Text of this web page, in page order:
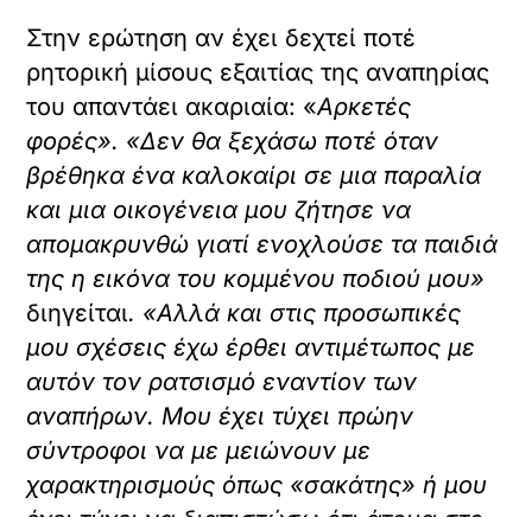
Στην ερώτηση αν έχει δεχτεί ποτέ
ρητορική μίσους εξαιτίας της αναπηρίας
του απαντάει ακαριαία: «Αρκετές
φορές». «Δεν θα ξεχάσω ποτέ όταν
βρέθηκα ένα καλοκαίρι σε μια παραλία
και μια οικογένεια μου ζήτησε να
απομακρυνθώ γιατί ενοχλούσε τα παιδιά
της η εικόνα του κομμένου ποδιού μου»
διηγείται. «Αλλά και στις προσωπικές
μου σχέσεις έχω έρθει αντιμέτωπος με
αυτόν τον ρατσισμό εναντίον των
αναπήρων. Μου έχει τύχει πρώην
σύντροφοι να με μειώνουν με
χαρακτηρισμούς όπως «σακάτης» ή μου